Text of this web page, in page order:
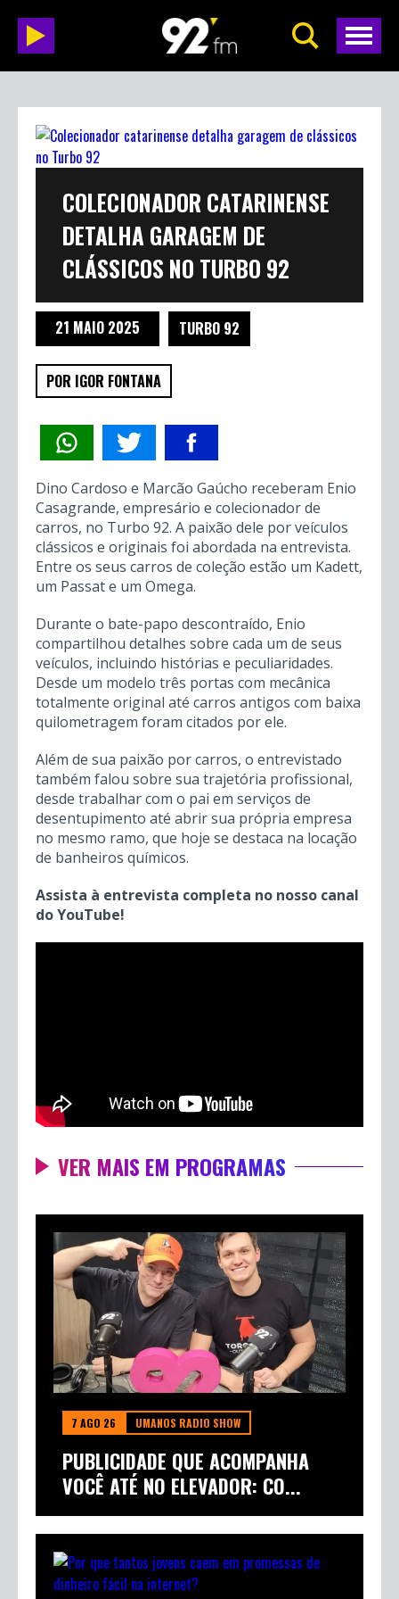
COLECIONADOR CATARINENSE
DETALHA GARAGEM DE
CLÁSSICOS NO TURBO 92
21 MAIO 2025 TURBO 92
POR IGOR FONTANA
Dino Cardoso e Marcão Gaúcho receberam Enio
Casagrande, empresário e colecionador de
carros, no Turbo 92. A paixão dele por veículos
clássicos e originais foi abordada na entrevista.
Entre os seus carros de coleção estão um Kadett,
um Passat e um Omega.
Durante o bate-papo descontraído, Enio
compartilhou detalhes sobre cada um de seus
veículos, incluindo histórias e peculiaridades.
Desde um modelo três portas com mecânica
totalmente original até carros antigos com baixa
quilometragem foram citados por ele.
Além de sua paixão por carros, o entrevistado
também falou sobre sua trajetória profissional,
desde trabalhar com o pai em serviços de
desentupimento até abrir sua própria empresa
no mesmo ramo, que hoje se destaca na locação
de banheiros químicos.
Assista à entrevista completa no nosso canal
do YouTube!
VER MAIS EM PROGRAMAS
7 AGO 26 UMANOS RADIO SHOW
PUBLICIDADE QUE ACOMPANHA
VOCÊ ATÉ NO ELEVADOR: CO...